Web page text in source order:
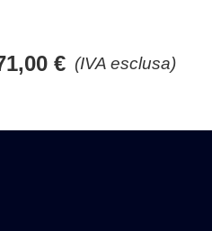
(IVA esclusa)
€